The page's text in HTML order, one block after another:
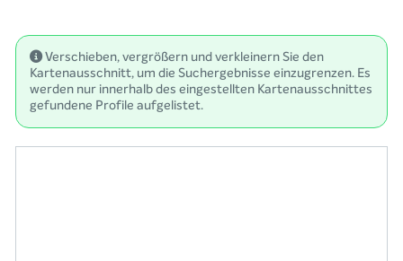
Verschieben, vergrößern und verkleinern Sie den
Kartenausschnitt, um die Suchergebnisse einzugrenzen. Es
werden nur innerhalb des eingestellten Kartenausschnittes
gefundene Profile aufgelistet.